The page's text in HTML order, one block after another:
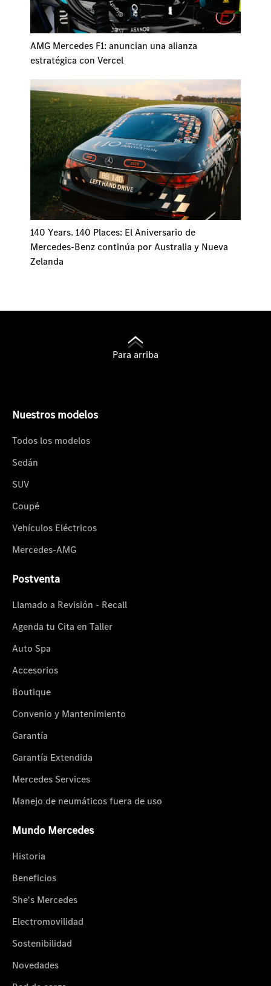
AMG Mercedes F1: anuncian una alianza
estratégica con Vercel
140 Years. 140 Places: El Aniversario de
Mercedes-Benz continúa por Australia y Nueva
Zelanda
Para arriba
Nuestros modelos
Todos los modelos
Sedán
SUV
Coupé
Vehículos Eléctricos
Mercedes-AMG
Postventa
Llamado a Revisión - Recall
Agenda tu Cita en Taller
Auto Spa
Accesorios
Boutique
Convenio y Mantenimiento
Garantía
Garantía Extendida
Mercedes Services
Manejo de neumáticos fuera de uso
Mundo Mercedes
Historia
Beneficios
She's Mercedes
Electromovilidad
Sostenibilidad
Novedades